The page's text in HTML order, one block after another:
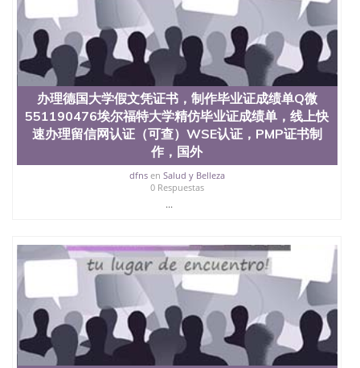
办理德国大学假文凭证书，制作毕业证成绩单Q微
551190476埃尔福特大学精仿毕业证成绩单，线上快
速办理留信网认证（可查）WSE认证，PMP证书制
作，国外
dfnsen Salud y Belleza
0 Respuestas
...